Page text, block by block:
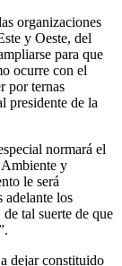
organizaciones
y Oeste, del
para que
ocurre con el
por ternas
presidente de la
normará el
y
le será
adelante los
tal suerte de que
dejar constituido